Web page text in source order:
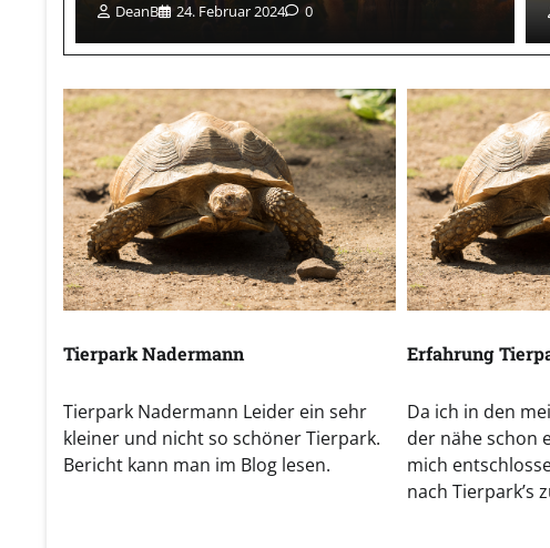
DeanB 24. Februar 2024 0
Tierpark Nadermann
Tierpark Nadermann Leider ein sehr
kleiner und nicht so schöner Tierpark.
Bericht kann man im Blog lesen.
Erfahrung
Da ich in den
der nähe schon
mich
nach Tierpark’s